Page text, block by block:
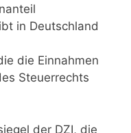
in Deutschland
die Einnahmen
Steuerrechts
der DZI, die